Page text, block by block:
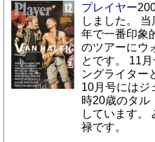
プレイヤー
しました。
年で一番印象
のツアーにウ
とです。 11
ングライター
10月号にはジ
時20歳のタル
しています。
禄です。